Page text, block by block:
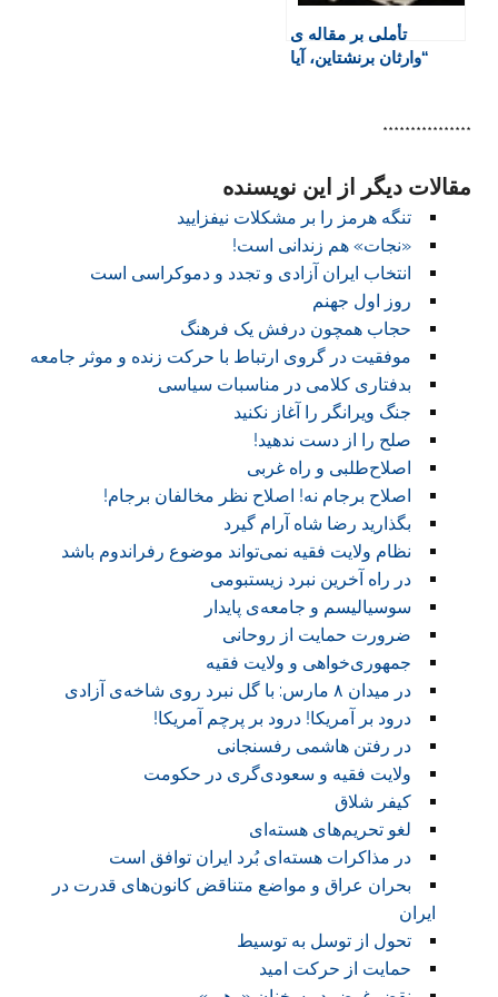
تأملی بر مقاله ی
“وارثان برنشتاین، آیا
****************
مقالات دیگر از این نویسنده
تنگه هرمز را بر مشکلات نیفزایید
«نجات» هم زندانی است!
انتخاب ایران آزادی و تجدد و دموکراسی است
روز اول جهنم
حجاب همچون درفش یک فرهنگ
موفقیت در گروی ارتباط با حرکت زنده و موثر جامعه
بدفتاری کلامی در مناسبات سیاسی
جنگ ویرانگر را آغاز نکنید
صلح را از دست ندهید!
اصلاح‌طلبی و راه غربی
اصلاح برجام نه! اصلاح نظر مخالفان برجام!
بگذارید رضا شاه آرام گیرد
نظام ولایت فقیه نمی‌تواند موضوع رفراندوم باشد
در راه آخرین نبرد زیستبومی
سوسیالیسم و جامعه‌ی پایدار
ضرورت حمایت از روحانی
جمهوری‌خواهی و ولایت فقیه
در میدان ٨ مارس: با گل نبرد روی شاخه‌ی آزادی
درود بر آمریکا! درود بر پرچم آمریکا!
در رفتن هاشمی رفسنجانی
ولایت فقیه و سعودی‌گری در حکومت
کیفر شلاق
لغو تحریم‌های هسته‌ای
در مذاکرات هسته‌ای بُرد ایران توافق است
بحران عراق و مواضع متناقض کانون‌های قدرت در
ایران
تحول از توسل به توسیط
حمایت از حرکت امید